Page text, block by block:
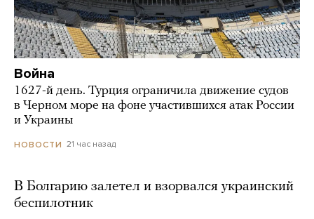
Война
1627-й день. Турция ограничила движение судов
в Черном море на фоне участившихся атак России
и Украины
НОВОСТИ 21 час назад
В Болгарию залетел и взорвался украинский
беспилотник